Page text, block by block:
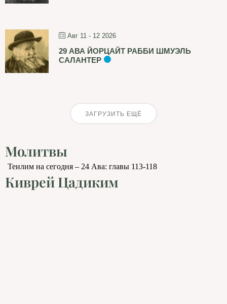
Авг 11 - 12 2026
29 АВА ЙОРЦАЙТ РАББИ ШМУЭЛЬ
САЛАНТЕР
ЗАГРУЗИТЬ ЕЩЁ
Молитвы
Теилим на сегодня – 24 Ава: главы 113-118
Киврей Цадиким